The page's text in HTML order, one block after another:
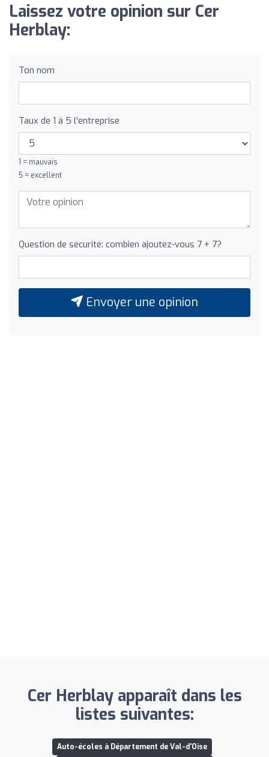
Laissez votre opinion sur Cer
Herblay:
Ton nom
Taux de 1 à 5 l'entreprise
1 = mauvais
5 = excellent
Question de sécurité: combien ajoutez-vous 7 + 7?
Envoyer une opinion
Cer Herblay apparaît dans les
listes suivantes:
Auto-écoles à Département de Val-d'Oise